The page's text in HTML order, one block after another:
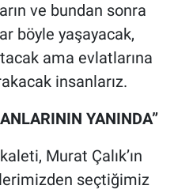
ve bundan sonra
böyle yaşayacak,
ama evlatlarına
insanlarız.
YANINDA”
Murat Çalık’ın
seçtiğimiz